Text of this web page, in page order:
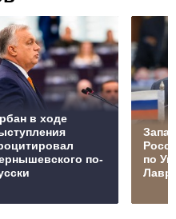
в ходе
по-
по